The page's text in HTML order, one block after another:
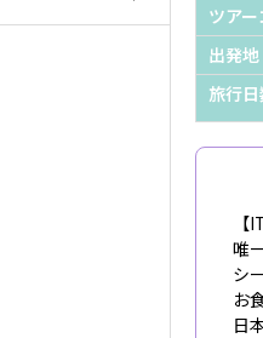
ツア
出発地
旅行
唯
シ
お
日